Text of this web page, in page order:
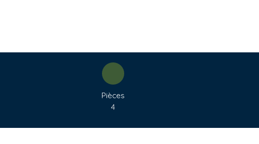
Pièces
4